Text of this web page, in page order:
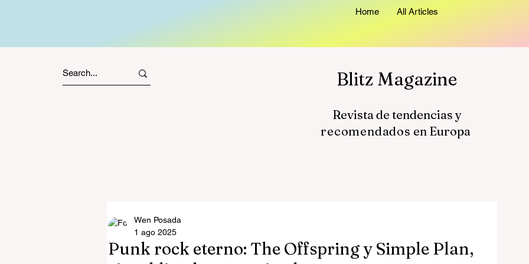
Home All Articles
Blitz Magazine
Revista de tendencias y
recomendados en Europa
Punk rock eterno: The Offspring y Simple Plan,
Wen Posada
1 ago 2025